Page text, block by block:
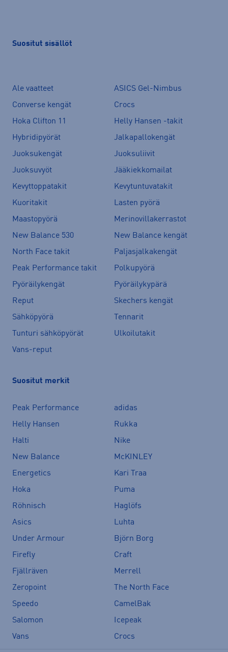
Suositut sisällöt
Ale vaatteet
ASICS Gel-Nimbus
Converse kengät
Crocs
Hoka Clifton 11
Helly Hansen -takit
Hybridipyörät
Jalkapallokengät
Juoksukengät
Juoksuliivit
Juoksuvyöt
Jääkiekkomailat
Kevyttoppatakit
Kevytuntuvatakit
Kuoritakit
Lasten pyörä
Maastopyörä
Merinovillakerrastot
New Balance 530
New Balance kengät
North Face takit
Paljasjalkakengät
Peak Performance takit
Polkupyörä
Pyöräilykengät
Pyöräilykypärä
Reput
Skechers kengät
Sähköpyörä
Tennarit
Tunturi sähköpyörät
Ulkoilutakit
Vans-reput
Suositut merkit
Peak Performance
adidas
Helly Hansen
Rukka
Halti
Nike
New Balance
McKINLEY
Energetics
Kari Traa
Hoka
Puma
Röhnisch
Haglöfs
Asics
Luhta
Under Armour
Björn Borg
Firefly
Craft
Fjällräven
Merrell
Zeropoint
The North Face
Speedo
CamelBak
Salomon
Icepeak
Vans
Crocs